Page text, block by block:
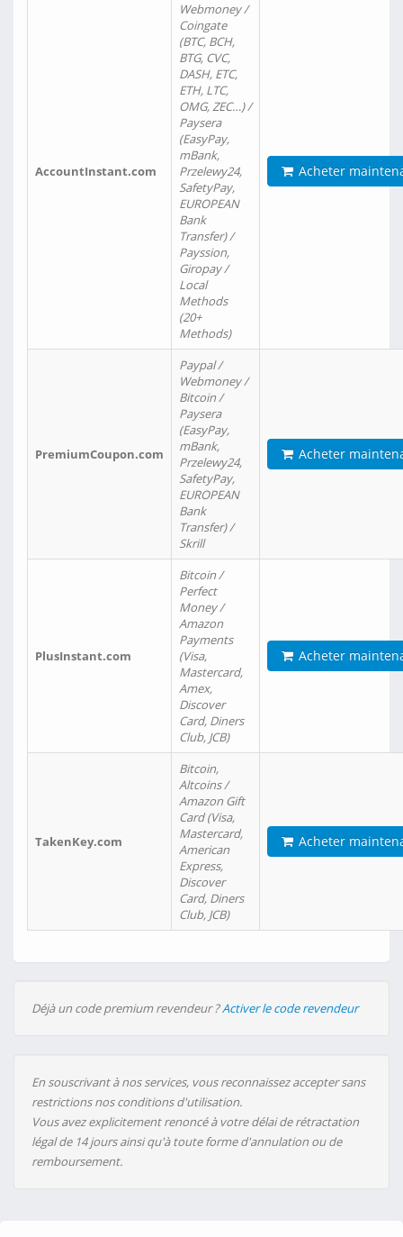
AccountInstant.com
Webmoney /
Coingate
(BTC, BCH,
BTG, CVC,
DASH, ETC,
ETH, LTC,
OMG, ZEC…) /
Paysera
(EasyPay,
mBank,
Przelewy24,
SafetyPay,
EUROPEAN
Bank
Transfer) /
Payssion,
Giropay /
Local
Methods
(20+
Methods)
Acheter
PremiumCoupon.com
Paypal /
Webmoney /
Bitcoin /
Paysera
(EasyPay,
mBank,
Przelewy24,
SafetyPay,
EUROPEAN
Bank
Transfer) /
Skrill
Acheter
PlusInstant.com
Bitcoin /
Perfect
Money /
Amazon
Payments
(Visa,
Mastercard,
Amex,
Discover
Card, Diners
Club, JCB)
Acheter
TakenKey.com
Bitcoin,
Altcoins /
Amazon Gift
Card (Visa,
Mastercard,
American
Express,
Discover
Card, Diners
Club, JCB)
Acheter
Déjà un code premium revendeur ?Activer le code revendeur
En souscrivant à nos services, vous reconnaissez accepter sans
restrictions nos conditions d'utilisation.
Vous avez explicitement renoncé à votre délai de rétractation
légal de 14 jours ainsi qu'à toute forme d'annulation ou de
remboursement.